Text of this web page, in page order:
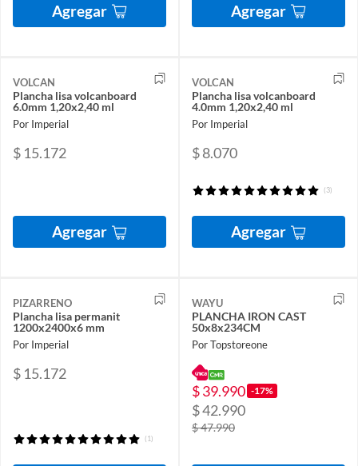
Agregar Agregar
VOLCAN
Plancha lisa volcanboard
6.0mm 1,20x2,40 ml
Por Imperial
$ 15.172
Agregar
VOLCAN
Plancha lisa volcanboard
4.0mm 1,20x2,40 ml
Por Imperial
$ 8.070
(3)
Agregar
PIZARRENO
Plancha lisa permanit
1200x2400x6 mm
Por Imperial
$ 15.172
(1)
WAYU
PLANCHA IRON CAST
50x8x234CM
Por Topstoreone
$ 39.990 -17%
$ 42.990
$ 47.990